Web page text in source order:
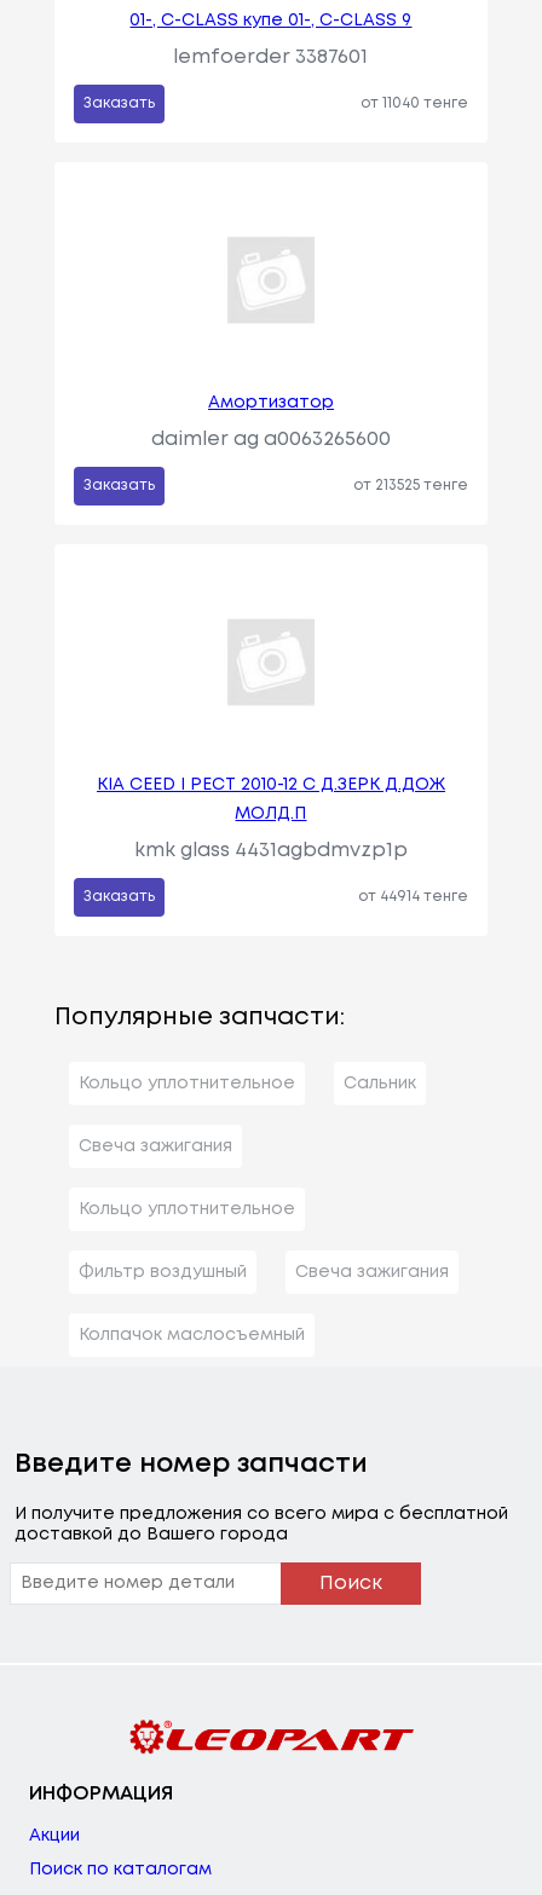
01-, C-CLASS купе 01-, C-CLASS 9
lemfoerder 3387601
Заказать от 11040 тенге
Амортизатор
daimler ag a0063265600
Заказать от 213525 тенге
KIA CEED I РЕСТ 2010-12 С Д.ЗЕРК Д.ДОЖ
МОЛД.П
kmk glass 4431agbdmvzp1p
Заказать от 44914 тенге
Популярные запчасти:
Кольцо уплотнительное Сальник
Свеча зажигания
Кольцо уплотнительное
Фильтр воздушный Свеча зажигания
Колпачок маслосъемный
Введите номер запчасти
И получите предложения со всего мира с бесплатной
доставкой до Вашего города
Поиск
ИНФОРМАЦИЯ
Акции
Поиск по каталогам